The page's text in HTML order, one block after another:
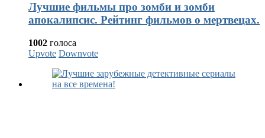
Лучшие фильмы про зомби и зомби
апокалипсис. Рейтинг фильмов о мертвецах.
1002 голоса
Upvote Downvote